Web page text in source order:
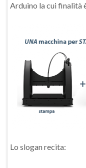
Arduino la cui finalità
Lo slogan recita: